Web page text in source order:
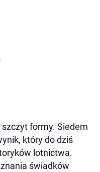
szczyt formy. Siedem
który do dziś
lotnictwa.
świadków